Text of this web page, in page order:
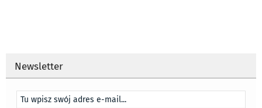
Newsletter